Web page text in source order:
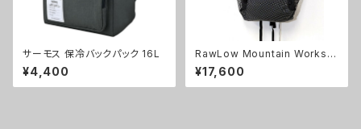
サーモス 保冷バックパック 16L
¥4,400
RawLow Mountain Works |
2024 Zodiac limited editio
n Dragon（Anion）
¥17,600